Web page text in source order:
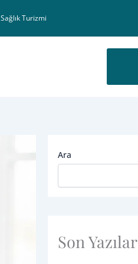
Sağlık Turizmi
Ara
Son Yazılar